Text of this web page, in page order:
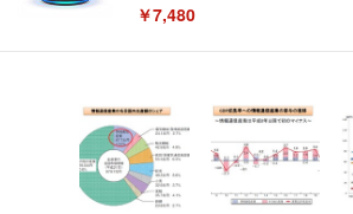
￥7,480
[EdoErgo] オフィスチェア 椅
い 跳ね上げ式アームレスト コ
キング pc 事務椅子 360度回転
ン樹脂ベース 通気性メッシュ
(黒網+黒枠+黒足)
￥5,699
EIZO ビジネス向けプレミアム
EV3240X-WT | 31.5型4K UHD
イト
￥105,595
Amazonベーシック ペットシ
回使い捨て 無香料 ホワイト
￥3,373